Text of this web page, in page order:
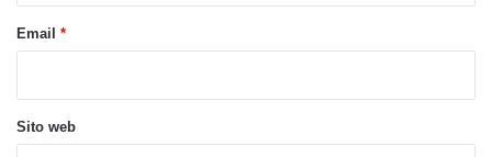
Email *
Sito web